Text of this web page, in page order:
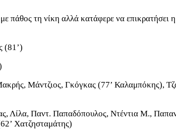
πάθος τη νίκη αλλά κατάφερε να
(81’)
Μάντζιος, Γκόγκας (77’ Καλαμπόκης),
Παντ. Παπαδόπουλος, Ντέντια Μ.,
Χατζησταμάτης)